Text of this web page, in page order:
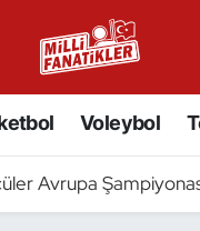
Voleybol
Avrupa